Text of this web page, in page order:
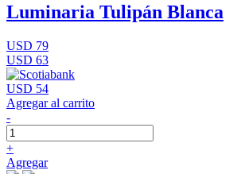
Luminaria Tulipán Blanca
USD 79
USD 63
USD 54
Agregar al carrito
-
+
Agregar